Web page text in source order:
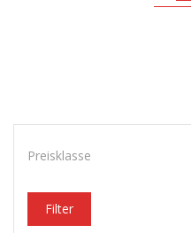
Preisklasse
Filter